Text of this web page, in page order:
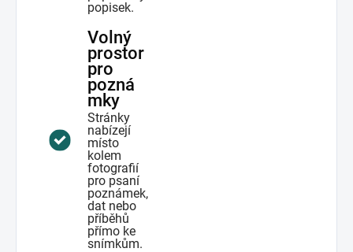
popisek.
Volný
prostor
pro
pozná
mky
Stránky
nabízejí
místo
kolem
fotografií
pro psaní
poznámek,
dat nebo
příběhů
přímo ke
snímkům.